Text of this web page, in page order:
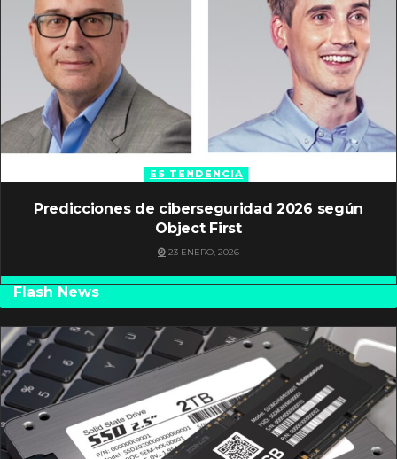
ES TENDENCIA
Predicciones de ciberseguridad 2026 según
Object First
23 ENERO, 2026
Flash News